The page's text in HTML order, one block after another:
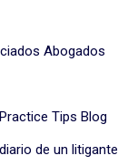
Abogados
Tips Blog
de un litigante